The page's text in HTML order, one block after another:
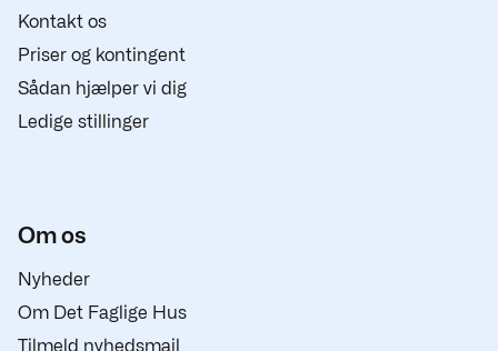
Kontakt os
Priser og kontingent
Sådan hjælper vi dig
Ledige stillinger
Om os
Nyheder
Om Det Faglige Hus
Tilmeld nyhedsmail